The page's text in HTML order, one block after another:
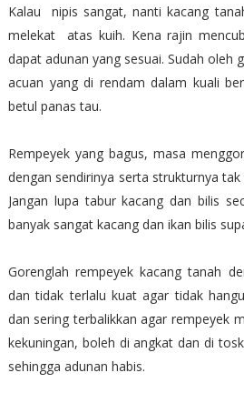
Kalau nipis sangat, nanti kacang
melekat atas kuih. Kena rajin
dapat adunan yang sesuai. Sudah oleh
acuan yang di rendam dalam kuali
betul panas tau.
Rempeyek yang bagus, masa
dengan sendirinya serta strukturnya
Jangan lupa tabur kacang dan bilis
banyak sangat kacang dan ikan bilis
Gorenglah rempeyek kacang tanah
dan tidak terlalu kuat agar tidak
dan sering terbalikkan agar rempeyek
kekuningan, boleh di angkat dan di
sehingga adunan habis.